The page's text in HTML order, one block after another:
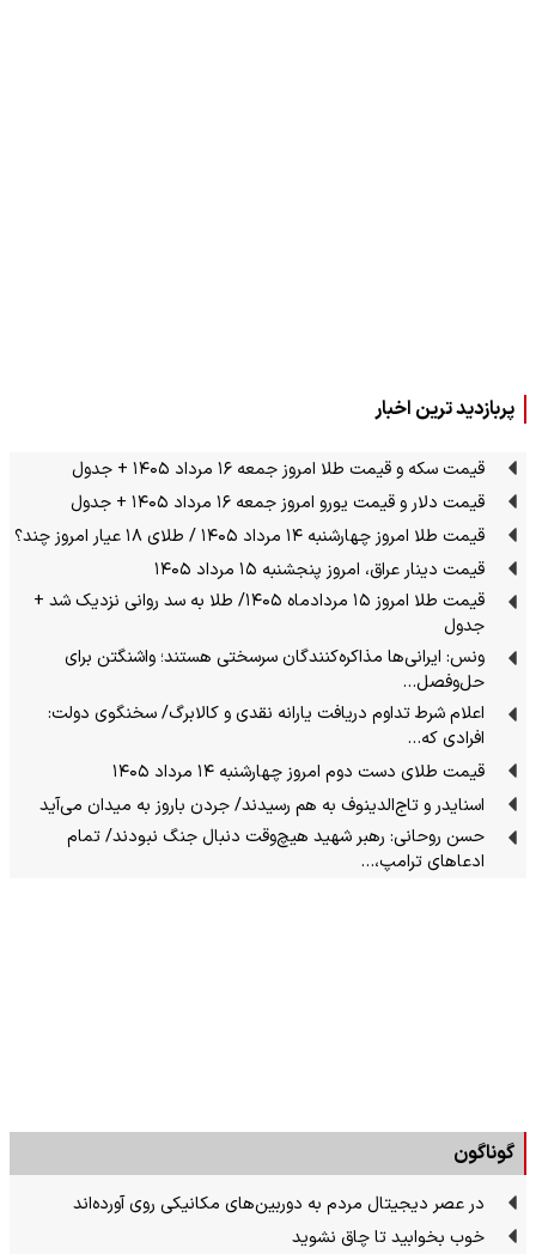
پربازدید ترین اخبار
قیمت سکه و قیمت طلا امروز جمعه ۱۶ مرداد ۱۴۰۵ + جدول
قیمت دلار و قیمت یورو امروز جمعه ۱۶ مرداد ۱۴۰۵ + جدول
قیمت طلا امروز چهارشنبه ۱۴ مرداد ۱۴۰۵ / طلای ۱۸ عیار امروز چند؟
قیمت دینار عراق، امروز پنجشنبه ۱۵ مرداد ۱۴۰۵
قیمت طلا امروز ۱۵ مردادماه ۱۴۰۵/ طلا به سد روانی نزدیک شد +
جدول
ونس: ایرانی‌ها مذاکره‌کنندگان سرسختی هستند؛ واشنگتن برای
حل‌وفصل…
اعلام شرط تداوم دریافت یارانه نقدی و کالابرگ/ سخنگوی دولت:
افرادی که…
قیمت طلای دست دوم امروز چهارشنبه ۱۴ مرداد ۱۴۰۵
اسنایدر و تاج‌الدینوف به هم رسیدند/ جردن باروز به میدان می‌آید
حسن روحانی: رهبر شهید هیچ‌وقت دنبال جنگ نبودند/ تمام
ادعاهای ترامپ،…
گوناگون
در عصر دیجیتال مردم به دوربین‌های مکانیکی روی آورده‌اند
خوب بخوابید تا چاق نشوید